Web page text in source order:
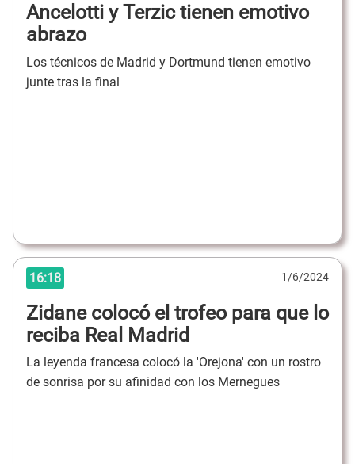
Ancelotti y Terzic tienen emotivo
abrazo
Los técnicos de Madrid y Dortmund tienen emotivo
junte tras la final
16:18 1/6/2024
Zidane colocó el trofeo para que lo
reciba Real Madrid
La leyenda francesa colocó la 'Orejona' con un rostro
de sonrisa por su afinidad con los Mernegues